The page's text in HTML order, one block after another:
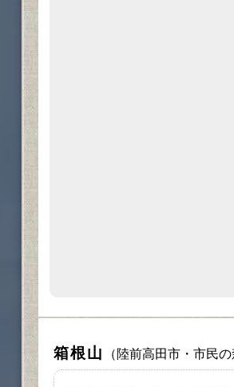
箱根山 （陸前高田市・市民の